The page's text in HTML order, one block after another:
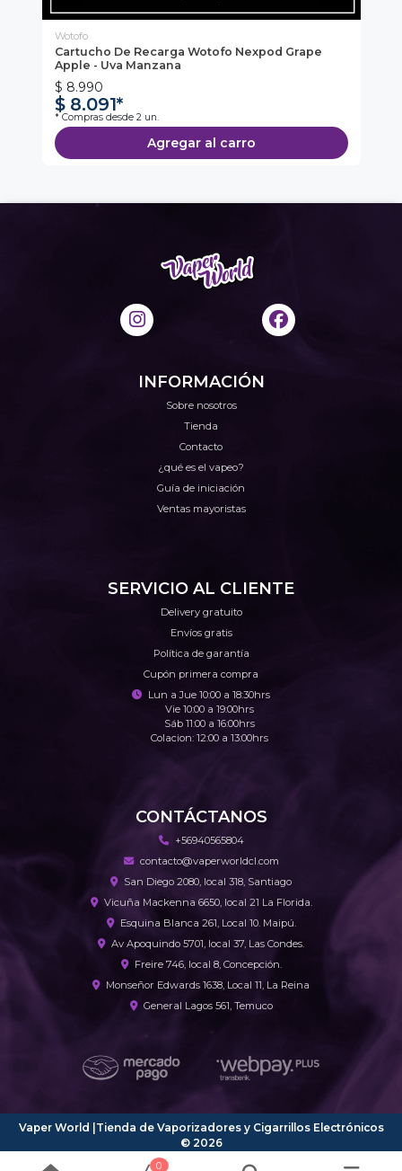
Wotofo
Cartucho De Recarga Wotofo Nexpod Grape
Apple - Uva Manzana
$ 8.990
$ 8.091*
* Compras desde 2 un.
Agregar al carro
INFORMACIÓN
Sobre nosotros
Tienda
Contacto
¿qué es el vapeo?
Guía de iniciación
Ventas mayoristas
SERVICIO AL CLIENTE
Delivery gratuito
Envíos gratis
Política de garantía
Cupón primera compra
Lun a Jue 10:00 a 18:30hrs
Vie 10:00 a 19:00hrs
Sáb 11:00 a 16:00hrs
Colacion: 12:00 a 13:00hrs
CONTÁCTANOS
+56940565804
contacto@vaperworldcl.com
San Diego 2080, local 318, Santiago
Vicuña Mackenna 6650, local 21 La Florida.
Esquina Blanca 261, Local 10. Maipú.
Av Apoquindo 5701, local 37, Las Condes.
Freire 746, local 8, Concepción.
Monseñor Edwards 1638, Local 11, La Reina
General Lagos 561, Temuco
Vaper World |Tienda de Vaporizadores y Cigarrillos Electrónicos
© 2026
¿Te gusta mi tienda? Yo vendo con
0